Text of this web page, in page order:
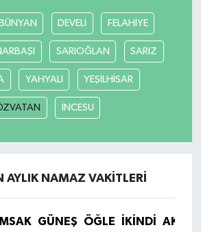
BÜNYAN DEVELİ FELAHİYE
SARIOĞLAN SARIZ
YAHYALI YEŞİLHİSAR
İNCESU
AYLIK NAMAZ VAKITLERI
İMSAK GÜNEŞ ÖĞLE İKINDI